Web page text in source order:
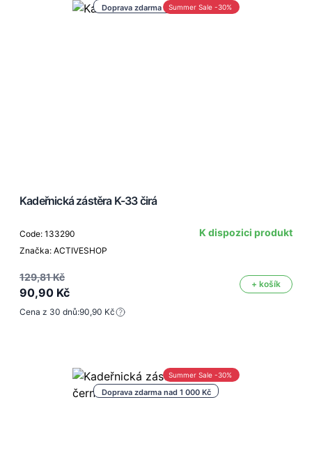
Doprava zdarma nad 1 000 Kč
Summer Sale -30%
Kadeřnická zástěra K-33 čirá
Code: 133290
Značka: ACTIVESHOP
K dispozici produkt
129,81 Kč
90,90 Kč
+ košík
Cena z 30 dnů:90,90 Kč
Doprava zdarma nad 1 000 Kč
Summer Sale -30%